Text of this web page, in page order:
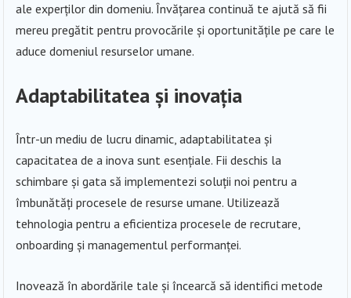
ale experților din domeniu. Învățarea continuă te ajută să fii
mereu pregătit pentru provocările și oportunitățile pe care le
aduce domeniul resurselor umane.
Adaptabilitatea și inovația
Într-un mediu de lucru dinamic, adaptabilitatea și
capacitatea de a inova sunt esențiale. Fii deschis la
schimbare și gata să implementezi soluții noi pentru a
îmbunătăți procesele de resurse umane. Utilizează
tehnologia pentru a eficientiza procesele de recrutare,
onboarding și managementul performanței.
Inovează în abordările tale și încearcă să identifici metode